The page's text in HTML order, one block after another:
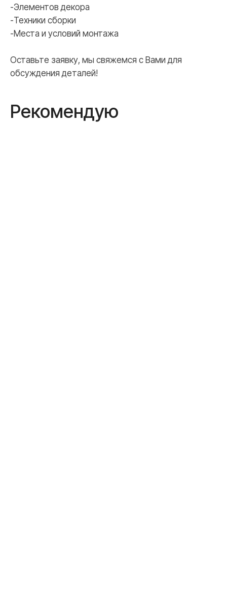
-Элементов декора
-Техники сборки
-Места и условий монтажа
Оставьте заявку, мы свяжемся с Вами для
обсуждения деталей!
Рекомендую